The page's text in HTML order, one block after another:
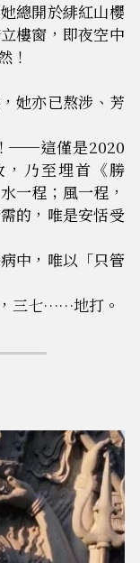
總開於緋紅山櫻
樓窗，即夜空中
！
她亦已熬涉、芳
──這僅是2020
乃至埋首《勝
一程；風一程，
的，唯是安恬受
中，唯以「只管
三七……地打。